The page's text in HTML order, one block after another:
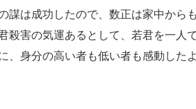
謀は成功したので、数正は家中からも
殺害の気運あるとして、若君を一人
、身分の高い者も低い者も感動したよ